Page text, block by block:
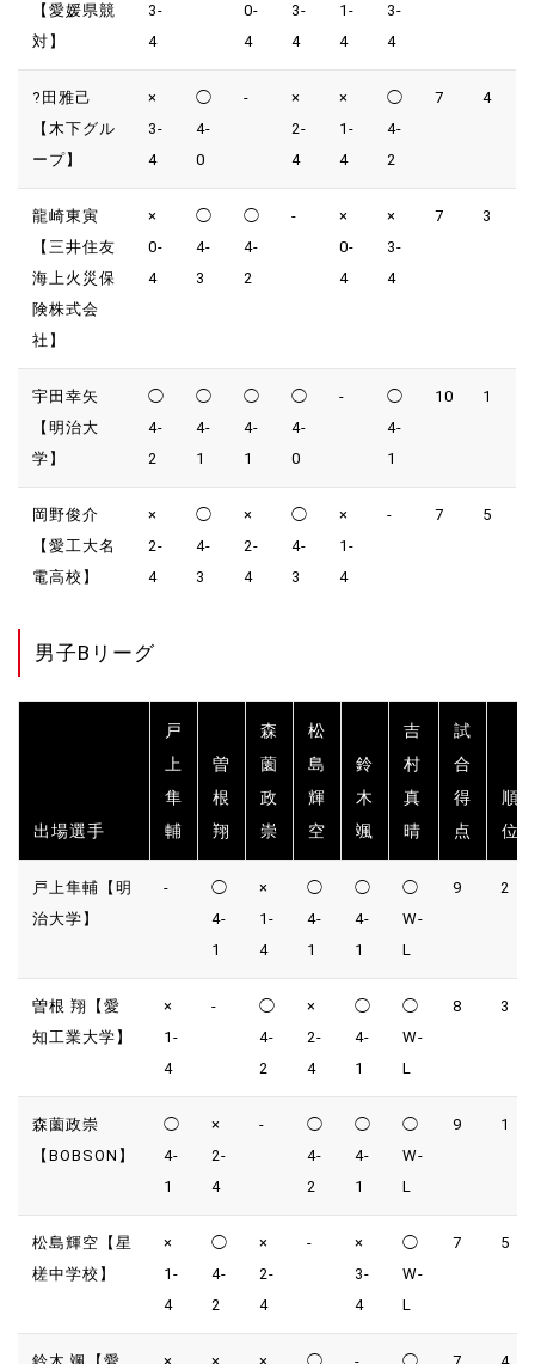
【愛媛県競
対】
3-
4
0-
4
3-
4
1-
4
3-
4
?田雅己
【木下グル
ープ】
×
3-
4
◯
4-
0
-
×
2-
4
×
1-
4
◯
4-
2
7 4
龍崎東寅
【三井住友
海上火災保
険株式会
社】
×
0-
4
◯
4-
3
◯
4-
2
-
×
0-
4
×
3-
4
7 3
宇田幸矢
【明治大
学】
◯
4-
2
◯
4-
1
◯
4-
1
◯
4-
0
-
◯
4-
1
10 1
岡野俊介
【愛工大名
電高校】
×
2-
4
◯
4-
3
×
2-
4
◯
4-
3
×
1-
4
- 7 5
男子Bリーグ
出場選手
戸
上
隼
輔
曽
根
翔
森
薗
政
崇
松
島
輝
空
鈴
木
颯
吉
村
真
晴
試
合
得
点
順
位
戸上隼輔【明
治大学】
-
◯
4-
1
×
1-
4
◯
4-
1
◯
4-
1
◯
W-
L
9 2
曽根 翔【愛
知工業大学】
×
1-
4
-
◯
4-
2
×
2-
4
◯
4-
1
◯
W-
L
8 3
森薗政崇
【BOBSON】
◯
4-
1
×
2-
4
-
◯
4-
2
◯
4-
1
◯
W-
L
9 1
松島輝空【星
槎中学校】
×
1-
4
◯
4-
2
×
2-
4
-
×
3-
4
◯
W-
L
7 5